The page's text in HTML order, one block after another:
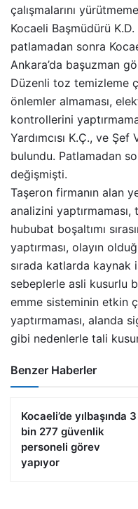
çalışmalarını
Kocaeli Başmüdürü
patlamadan sonra
Ankara’da başuzman
Düzenli toz temizleme
önlemler almaması,
kontrollerini
Yardımcısı K.Ç., ve Şef
bulundu. Patlamadan
değişmişti.
Taşeron firmanın alan
analizini
hububat boşaltımı
yaptırması, olayın
sırada katlarda kaynak
sebeplerle asli kusurlu
emme sisteminin etkin
yaptırmaması, alanda
gibi nedenlerle tali
Benzer Haberler
Kocaeli’de yılbaşında 3
bin 277 güvenlik
personeli görev
yapıyor